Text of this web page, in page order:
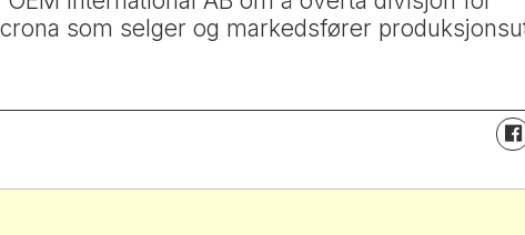
som selger og markedsfører